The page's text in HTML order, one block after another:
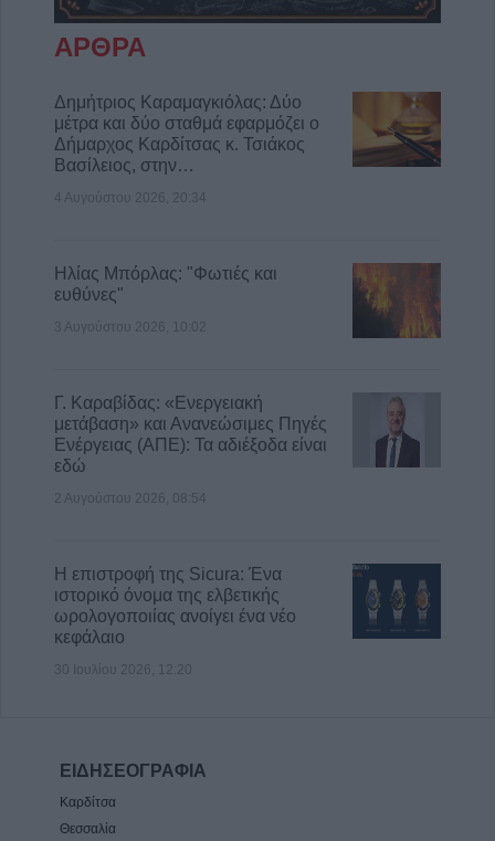
ΑΡΘΡΑ
Δημήτριος Καραμαγκιόλας: Δύο
μέτρα και δύο σταθμά εφαρμόζει ο
Δήμαρχος Καρδίτσας κ. Τσιάκος
Βασίλειος, στην…
4 Αυγούστου 2026, 20:34
Ηλίας Μπόρλας: "Φωτιές και
ευθύνες"
3 Αυγούστου 2026, 10:02
Γ. Καραβίδας: «Ενεργειακή
μετάβαση» και Ανανεώσιμες Πηγές
Ενέργειας (ΑΠΕ): Τα αδιέξοδα είναι
εδώ
2 Αυγούστου 2026, 08:54
Η επιστροφή της Sicura: Ένα
ιστορικό όνομα της ελβετικής
ωρολογοποιίας ανοίγει ένα νέο
κεφάλαιο
30 Ιουλίου 2026, 12:20
ΕΙΔΗΣΕΟΓΡΑΦΙΑ
Καρδίτσα
Θεσσαλία